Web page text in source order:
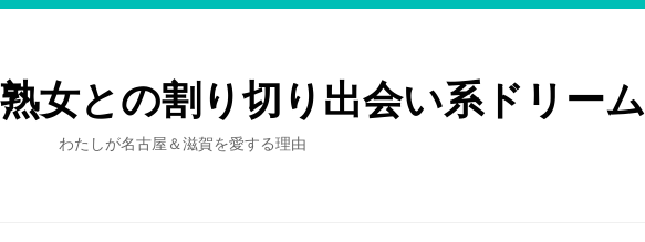
女との割り切り出会い系ドリーム
わたしが名古屋＆滋賀を愛する理由